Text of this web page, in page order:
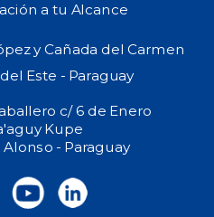
a tu Alcance
y Cañada del Carmen
Este - Paraguay
c/ 6 de Enero
Kupe
- Paraguay